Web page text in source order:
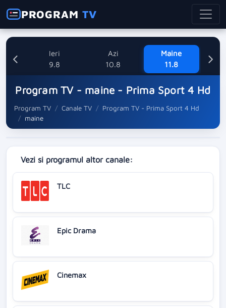
PROGRAMTV
Ieri
9.8
Azi
10.8
Maine
11.8
Program TV - maine - Prima Sport 4 Hd
Program TV Canale TV
Program TV - Prima Sport 4 Hd
maine
Vezi si programul altor canale:
TLC
Epic Drama
Cinemax